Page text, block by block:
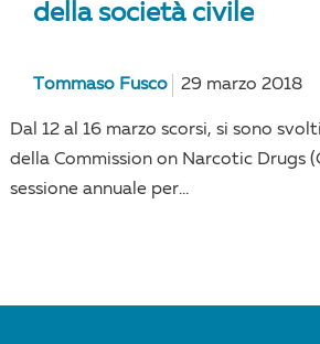
della società civile
Tommaso Fusco 29 marzo 2018
Dal 12 al 16 marzo scorsi, si sono
della Commission on Narcotic Drugs
sessione annuale per...